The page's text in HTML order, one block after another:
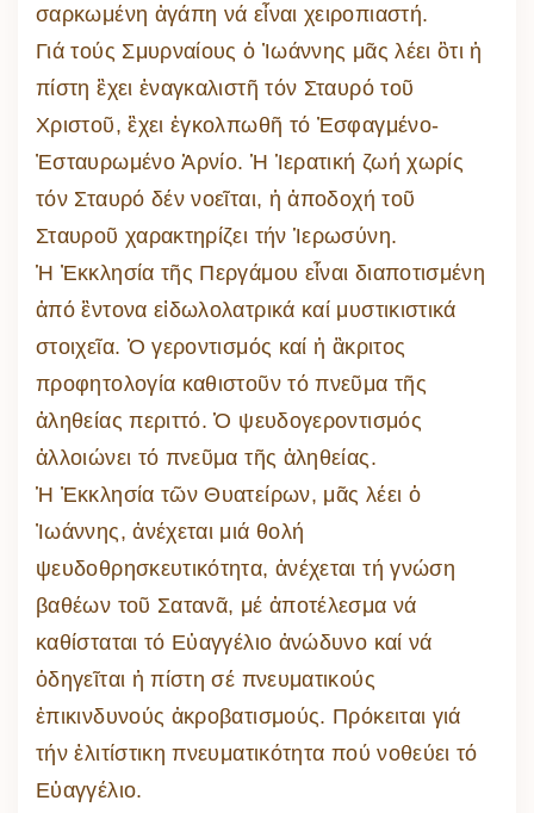
σαρκωμένη ἀγάπη νά εἶναι χειροπιαστή.
Γιά τούς Σμυρναίους ὁ Ἰωάννης μᾶς λέει ὃτι ἡ
πίστη ἒχει ἐναγκαλιστῆ τόν Σταυρό τοῦ
Χριστοῦ, ἒχει ἐγκολπωθῆ τό Ἐσφαγμένο-
Ἐσταυρωμένο Ἀρνίο. Ἡ Ἱερατική ζωή χωρίς
τόν Σταυρό δέν νοεῖται, ἡ ἀποδοχή τοῦ
Σταυροῦ χαρακτηρίζει τήν Ἱερωσύνη.
Ἡ Ἐκκλησία τῆς Περγάμου εἶναι διαποτισμένη
ἀπό ἒντονα εἰδωλολατρικά καί μυστικιστικά
στοιχεῖα. Ὁ γεροντισμός καί ἠ ἂκριτος
προφητολογία καθιστοῦν τό πνεῦμα τῆς
ἀληθείας περιττό. Ὁ ψευδογεροντισμός
ἀλλοιώνει τό πνεῦμα τῆς ἀληθείας.
Ἡ Ἐκκλησία τῶν Θυατείρων, μᾶς λέει ὁ
Ἰωάννης, ἀνέχεται μιά θολή
ψευδοθρησκευτικότητα, ἀνέχεται τή γνώση
βαθέων τοῦ Σατανᾶ, μέ ἀποτέλεσμα νά
καθίσταται τό Εὐαγγέλιο ἀνώδυνο καί νά
ὁδηγεῖται ἡ πίστη σέ πνευματικούς
ἐπικινδυνούς ἀκροβατισμούς. Πρόκειται γιά
τήν ἐλιτίστικη πνευματικότητα πού νοθεύει τό
Εὐαγγέλιο.